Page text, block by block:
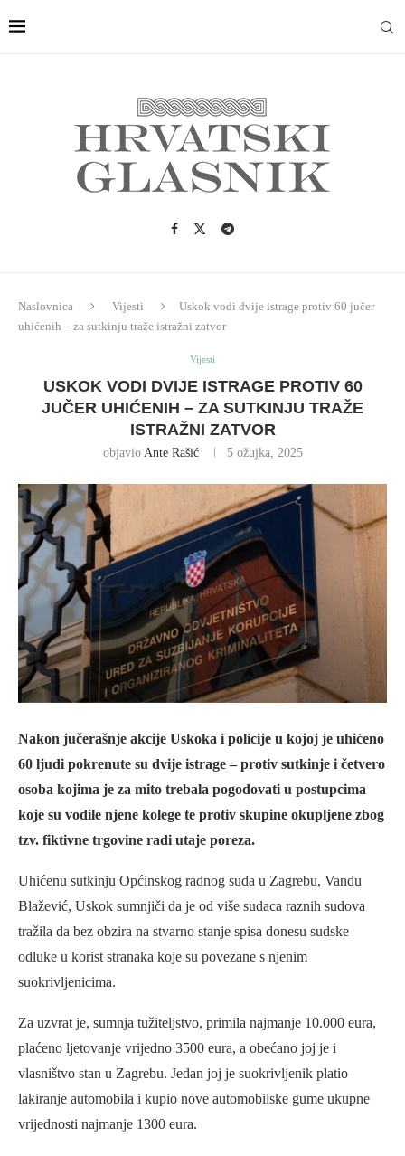
Naslovnica Vijesti
Uskok vodi dvije istrage protiv 60 jučer
uhićenih – za sutkinju traže istražni zatvor
Vijesti
USKOK VODI DVIJE ISTRAGE PROTIV 60
JUČER UHIĆENIH – ZA SUTKINJU TRAŽE
ISTRAŽNI ZATVOR
objavio Ante Rašić 5 ožujka, 2025
Nakon jučerašnje akcije Uskoka i policije u kojoj je uhićeno
60 ljudi pokrenute su dvije istrage – protiv sutkinje i četvero
osoba kojima je za mito trebala pogodovati u postupcima
koje su vodile njene kolege te protiv skupine okupljene zbog
tzv. fiktivne trgovine radi utaje poreza.
Uhićenu sutkinju Općinskog radnog suda u Zagrebu, Vandu
Blažević, Uskok sumnjiči da je od više sudaca raznih sudova
tražila da bez obzira na stvarno stanje spisa donesu sudske
odluke u korist stranaka koje su povezane s njenim
suokrivljenicima.
Za uzvrat je, sumnja tužiteljstvo, primila najmanje 10.000 eura,
plaćeno ljetovanje vrijedno 3500 eura, a obećano joj je i
vlasništvo stan u Zagrebu. Jedan joj je suokrivljenik platio
lakiranje automobila i kupio nove automobilske gume ukupne
vrijednosti najmanje 1300 eura.